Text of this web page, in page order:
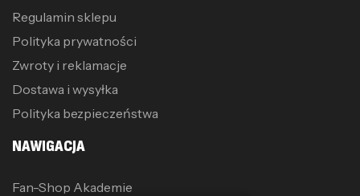
Regulamin sklepu
Polityka prywatności
Zwroty i reklamacje
Dostawa i wysyłka
Polityka bezpieczeństwa
NAWIGACJA
Fan-Shop Akademie